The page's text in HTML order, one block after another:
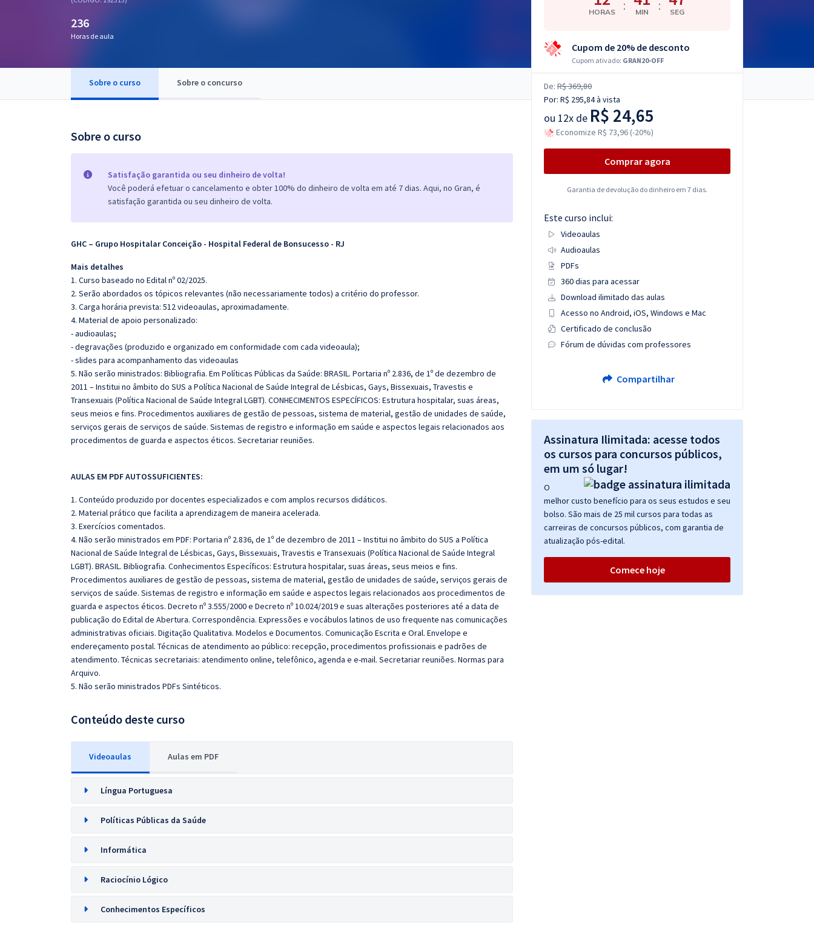
OAB
236
Horas de aula
Sobre o curso Sobre o concurso
Sobre o curso
Satisfação garantida ou seu dinheiro de volta!
Você poderá efetuar o cancelamento e obter 100% do dinheiro de volta em até 7 dias. Aqui, no Gran, é
satisfação garantida ou seu dinheiro de volta.
GHC – Grupo Hospitalar Conceição - Hospital Federal de Bonsucesso - RJ
Mais detalhes
1. Curso baseado no Edital nº 02/2025.
2. Serão abordados os tópicos relevantes (não necessariamente todos) a critério do professor.
3. Carga horária prevista: 512 videoaulas, aproximadamente.
4. Material de apoio personalizado:
- audioaulas;
- degravações (produzido e organizado em conformidade com cada videoaula);
- slides para acompanhamento das videoaulas
5. Não serão ministrados: Bibliografia. Em Políticas Públicas da Saúde: BRASIL. Portaria nº 2.836, de 1º de dezembro de
2011 – Institui no âmbito do SUS a Política Nacional de Saúde Integral de Lésbicas, Gays, Bissexuais, Travestis e
Transexuais (Política Nacional de Saúde Integral LGBT). CONHECIMENTOS ESPECÍFICOS: Estrutura hospitalar, suas áreas,
seus meios e fins. Procedimentos auxiliares de gestão de pessoas, sistema de material, gestão de unidades de saúde,
serviços gerais de serviços de saúde. Sistemas de registro e informação em saúde e aspectos legais relacionados aos
procedimentos de guarda e aspectos éticos. Secretariar reuniões.
AULAS EM PDF AUTOSSUFICIENTES:
1. Conteúdo produzido por docentes especializados e com amplos recursos didáticos.
2. Material prático que facilita a aprendizagem de maneira acelerada.
3. Exercícios comentados.
4. Não serão ministrados em PDF: Portaria nº 2.836, de 1º de dezembro de 2011 – Institui no âmbito do SUS a Política
Nacional de Saúde Integral de Lésbicas, Gays, Bissexuais, Travestis e Transexuais (Política Nacional de Saúde Integral
LGBT). BRASIL. Bibliografia. Conhecimentos Específicos: Estrutura hospitalar, suas áreas, seus meios e fins.
Procedimentos auxiliares de gestão de pessoas, sistema de material, gestão de unidades de saúde, serviços gerais de
serviços de saúde. Sistemas de registro e informação em saúde e aspectos legais relacionados aos procedimentos de
guarda e aspectos éticos. Decreto nº 3.555/2000 e Decreto nº 10.024/2019 e suas alterações posteriores até a data de
publicação do Edital de Abertura. Correspondência. Expressões e vocábulos latinos de uso frequente nas comunicações
administrativas oficiais. Digitação Qualitativa. Modelos e Documentos. Comunicação Escrita e Oral. Envelope e
endereçamento postal. Técnicas de atendimento ao público: recepção, procedimentos profissionais e padrões de
atendimento. Técnicas secretariais: atendimento online, telefônico, agenda e e-mail. Secretariar reuniões. Normas para
Arquivo.
5. Não serão ministrados PDFs Sintéticos.
Conteúdo deste curso
Videoaulas Aulas em PDF
Língua Portuguesa
Políticas Públicas da Saúde
Informática
Raciocínio Lógico
Conhecimentos Específicos
HORAS : MIN : SEG
Cupom de 20% de desconto
Cupom ativado: GRAN20-OFF
De: R$ 369,80
Por: R$ 295,84à vista
ou 12x de R$ 24,65
Economize R$ 73,96 (-20%)
Comprar agora
Garantia de devolução do dinheiro em 7 dias.
Este curso inclui:
Videoaulas
Audioaulas
PDFs
360 dias para acessar
Download ilimitado das aulas
Acesso no Android, iOS, Windows e Mac
Certificado de conclusão
Fórum de dúvidas com professores
Compartilhar
Assinatura Ilimitada: acesse todos
os cursos para concursos públicos,
em um só lugar!
O
melhor custo benefício para os seus estudos e seu
bolso. São mais de 25 mil cursos para todas as
carreiras de concursos públicos, com garantia de
atualização pós-edital.
Comece hoje